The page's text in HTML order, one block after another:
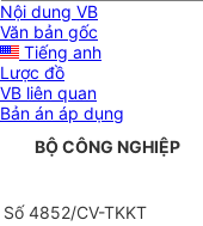
Nội dung VB
Văn bản gốc
Tiếng anh
Lược đồ
VB liên quan
Bản án áp dụng
BỘ CÔNG NGHIỆP
Số 4852/CV-TKKT